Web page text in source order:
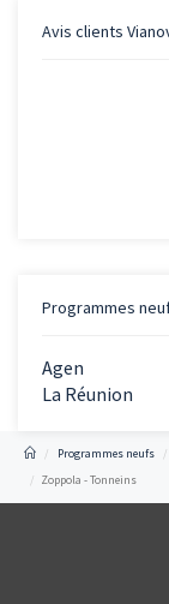
Avis clients
Programmes
Agen
La Réunion
Programmes neufs
Zoppola - Tonneins